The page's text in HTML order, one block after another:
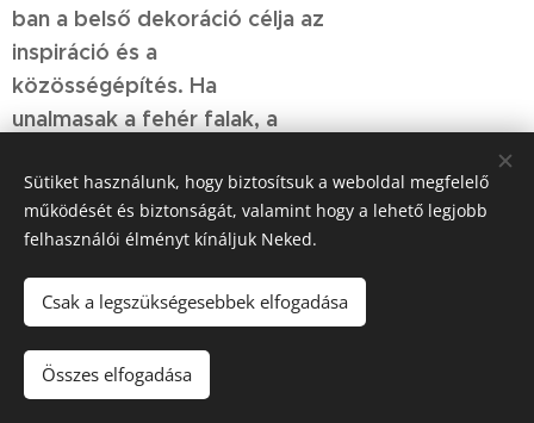
ban a belső dekoráció célja az
inspiráció és a
közösségépítés. Ha
unalmasak a fehér falak, a
Az oldalt a
Sütiket használunk, hogy biztosítsuk a weboldal megfelelő
működését és biztonságát, valamint hogy a lehető legjobb
felhasználói élményt kínáljuk Neked.
Csak a legszükségesebbek elfogadása
Összes elfogadása